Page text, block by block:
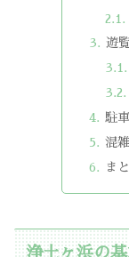
遊
駐
混
ま
浄土ヶ浜の